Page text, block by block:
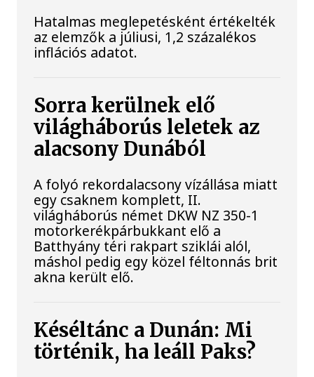
Hatalmas meglepetésként értékelték
az elemzők a júliusi, 1,2 százalékos
inflációs adatot.
Sorra kerülnek elő
világháborús leletek az
alacsony Dunából
A folyó rekordalacsony vízállása miatt
egy csaknem komplett, II.
világháborús német DKW NZ 350-1
motorkerékpárbukkant elő a
Batthyány téri rakpart sziklái alól,
máshol pedig egy közel féltonnás brit
akna került elő.
Késéltánc a Dunán: Mi
történik, ha leáll Paks?